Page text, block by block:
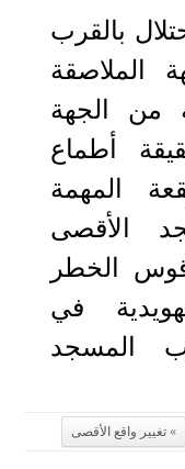
بالقرب
الملاصقة
من الجهة
أطماع
المهمة
الأقصى
الخطر
في
المسجد
تغيير واقع الأقصى